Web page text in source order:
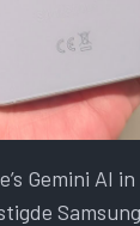
Gemini AI